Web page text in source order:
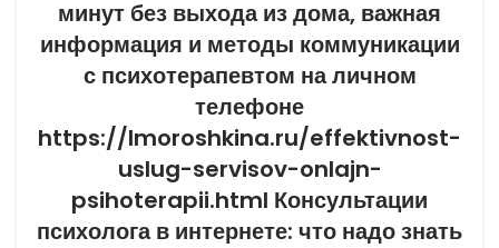
минут без выхода из дома, важная
информация и методы коммуникации
с психотерапевтом на личном
телефоне
https://lmoroshkina.ru/effektivnost-
uslug-servisov-onlajn-
psihoterapii.html Консультации
психолога в интернете: что надо знать